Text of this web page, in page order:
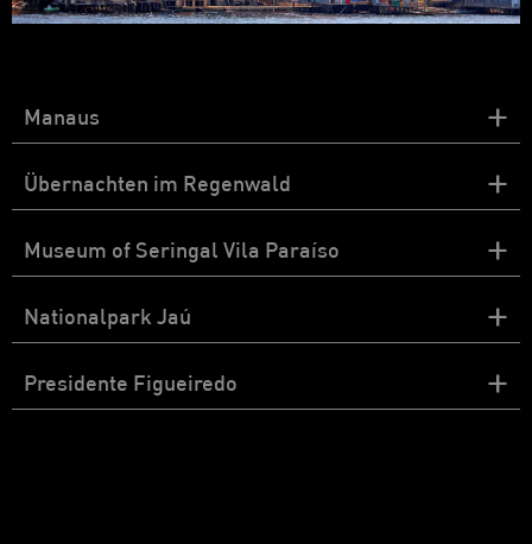
Manaus +
Übernachten im Regenwald +
Museum of Seringal Vila Paraíso +
Nationalpark Jaú +
Presidente Figueiredo +